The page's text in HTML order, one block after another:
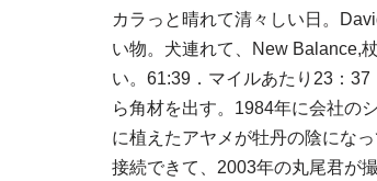
カラっと晴れて清々しい日。
い物。犬連れて、New Balance,
い。61:39．マイルあたり23：
ら角材を出す。1984年に会社の
に植えたアヤメが牡丹の陰にな
接続できて、2003年の丸尾君が